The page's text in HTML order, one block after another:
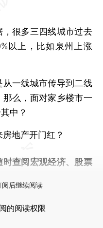
很多三四线城市过去
以上，比如泉州上涨
一线城市传导到二线
么，面对家乡楼市一
中？
地产开门红？
时查阅宏观经济、股票
阅后继续阅读
的阅读权限